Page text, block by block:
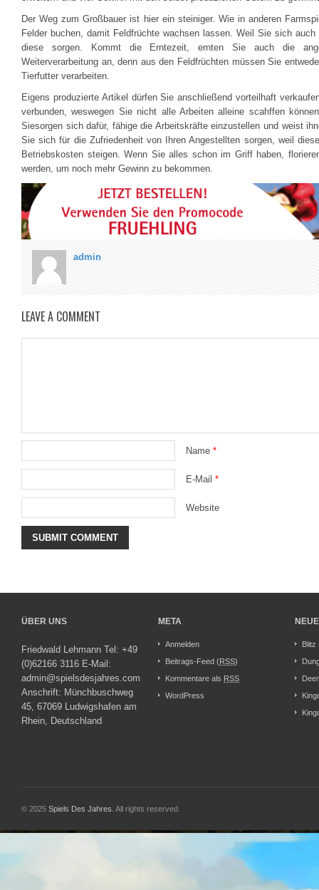
Der Weg zum Großbauer ist hier ein steiniger. Wie in anderen
Felder buchen, damit Feldfrüchte wachsen lassen. Weil Sie sich
diese sorgen. Kommt die Erntezeit, ernten Sie auch die
Weiterverarbeitung an, denn aus den Feldfrüchten müssen Sie
Tierfutter verarbeiten.
Eigens produzierte Artikel dürfen Sie anschließend vorteilhaft
verbunden, weswegen Sie nicht alle Arbeiten alleine scahffen
Siesorgen sich dafür, fähige die Arbeitskräfte einzustellen und weist
Sie sich für die Zufriedenheit von Ihren Angestellten sorgen, weil
Betriebskosten steigen. Wenn Sie alles schon im Griff haben,
werden, um noch mehr Gewinn zu bekommen.
admin
LEAVE A COMMENT
Name *
E-Mail *
Website
ÜBER UNS
Friedwald Lehmann Tel: +49
(0)62166 3116 E-Mail:
admin@spielsdesjahres.com
Anschrift: Münchbuschweg
45, 67069 Ludwigshafen am
Rhein, Deutschland
META
Anmelden
Beitrags-Feed (RSS)
Kommentare als RSS
WordPress
Blitz
© 2025 Spiels Des Jahres . All rights reserved.